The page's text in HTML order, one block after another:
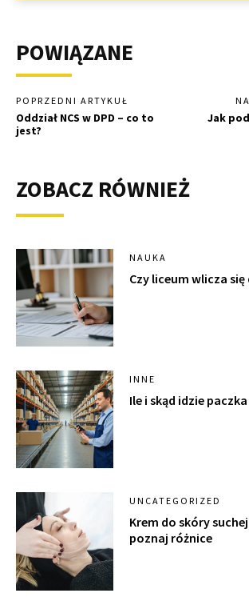
POWIĄZANE
POPRZEDNI ARTYKUŁ
Oddział NCS w DPD – co to
jest?
Jak
ZOBACZ RÓWNIEŻ
NAUKA
Czy liceum wlicza
INNE
Ile i skąd idzie paczka
UNCATEGORIZED
Krem do skóry
poznaj różnice